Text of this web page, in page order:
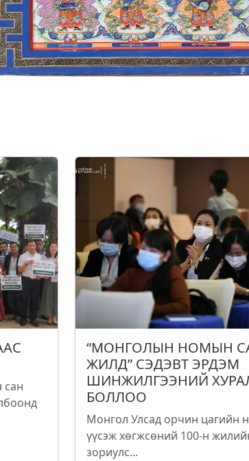
сан
“МОНГОЛЫН НОМЫН
ЖИЛД” СЭДЭВТ ЭРДЭМ
ШИНЖИЛГЭЭНИЙ
БОЛЛОО
Монгол Улсад орчин цагийн
үүсэж хөгжсөний 100-н
зориулс...